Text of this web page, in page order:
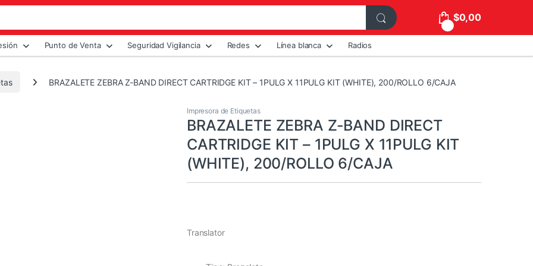
$0,00
Punto de Venta Seguridad Vigilancia Redes Línea blanca Radios
BRAZALETE ZEBRA Z-BAND DIRECT CARTRIDGE KIT – 1PULG X 11PULG KIT (WHITE), 200/ROLLO 6/CAJA
Impresora de Etiquetas
BRAZALETE ZEBRA Z-BAND DIRECT
CARTRIDGE KIT – 1PULG X 11PULG KIT
(WHITE), 200/ROLLO 6/CAJA
Translator